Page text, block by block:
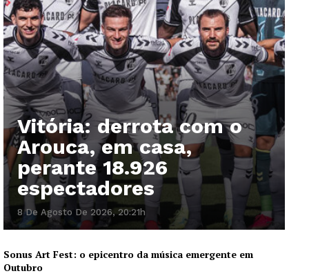
Vitória: derrota com o
Arouca, em casa,
perante 18.926
espectadores
8 De Agosto De 2026, 20:21h
Sonus Art Fest: o epicentro da música emergente em
Outubro